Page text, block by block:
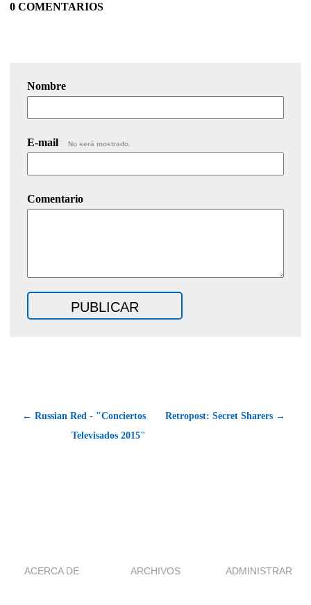
0 COMENTARIOS
Nombre
E-mail No será mostrado.
Comentario
← Russian Red - "Conciertos
Televisados 2015"
Retropost: Secret Sharers →
ACERCA DE ARCHIVOS ADMINISTRAR